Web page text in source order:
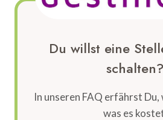
Du willst eine
schalten?
In unseren FAQ erfährst Du,
was es